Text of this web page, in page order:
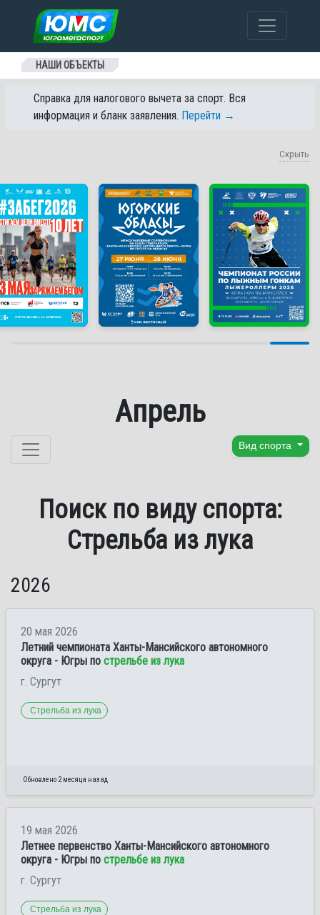
Перейти к содержанию
НАШИ ОБЪЕКТЫ
Справка для налогового вычета за спорт. Вся
информация и бланк заявления. Перейти →
Скрыть
Апрель
Перейти к содержанию Вид спорта
Поиск по виду спорта:
Стрельба из лука
2026
20 мая 2026
Летний чемпионата Ханты-Мансийского автономного
округа - Югры по стрельбе из лука
г. Сургут
Стрельба из лука
Обновлено 2 месяца назад
19 мая 2026
Летнее первенство Ханты-Мансийского автономного
округа - Югры по стрельбе из лука
г. Сургут
Стрельба из лука